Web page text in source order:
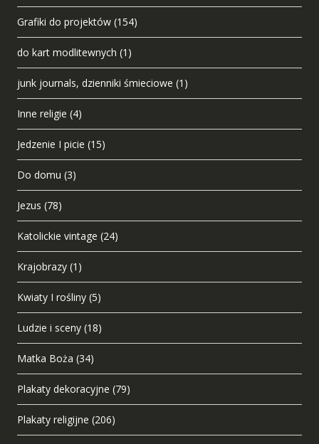
Grafiki do projektów (154)
do kart modlitewnych (1)
junk journals, dzienniki śmieciowe (1)
Inne religie (4)
Jedzenie I picie (15)
Do domu (3)
Jezus (78)
Katolickie vintage (24)
Krajobrazy (1)
Kwiaty I rośliny (5)
Ludzie i sceny (18)
Matka Boża (34)
Plakaty dekoracyjne (79)
Plakaty religijne (206)